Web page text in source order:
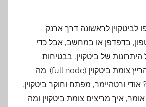
לביטקוין לראשונה דרך ארנק
בדפדפן או במחשב, אבל כדי
של ביטקוין, בבטיחות
ובפרטיות, צריך להריץ צומת ביטקוין (full node). מה
אודי ורטהיימר, מפתח וחוקר ביטקוין,
איך מריצים צומת ביטקוין ומה